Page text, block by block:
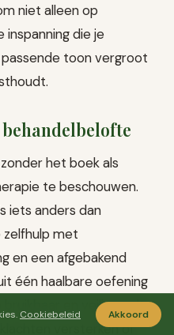
niet alleen op
die je
toon vergroot
behandelbelofte
het boek als
te beschouwen.
iets anders dan
met
en een afgebakend
één haalbare oefening
bruikbaar en veilig voelt.
versterken of
Cookiebeleid Akkoord